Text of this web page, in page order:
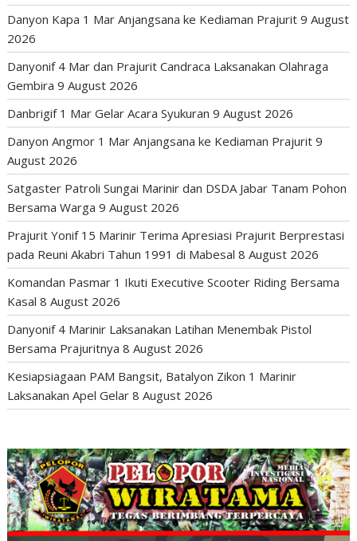
Danyon Kapa 1 Mar Anjangsana ke Kediaman Prajurit 9 August
2026
Danyonif 4 Mar dan Prajurit Candraca Laksanakan Olahraga
Gembira 9 August 2026
Danbrigif 1 Mar Gelar Acara Syukuran 9 August 2026
Danyon Angmor 1 Mar Anjangsana ke Kediaman Prajurit 9
August 2026
Satgaster Patroli Sungai Marinir dan DSDA Jabar Tanam Pohon
Bersama Warga 9 August 2026
Prajurit Yonif 15 Marinir Terima Apresiasi Prajurit Berprestasi
pada Reuni Akabri Tahun 1991 di Mabesal 8 August 2026
Komandan Pasmar 1 Ikuti Executive Scooter Riding Bersama
Kasal 8 August 2026
Danyonif 4 Marinir Laksanakan Latihan Menembak Pistol
Bersama Prajuritnya 8 August 2026
Kesiapsiagaan PAM Bangsit, Batalyon Zikon 1 Marinir
Laksanakan Apel Gelar 8 August 2026